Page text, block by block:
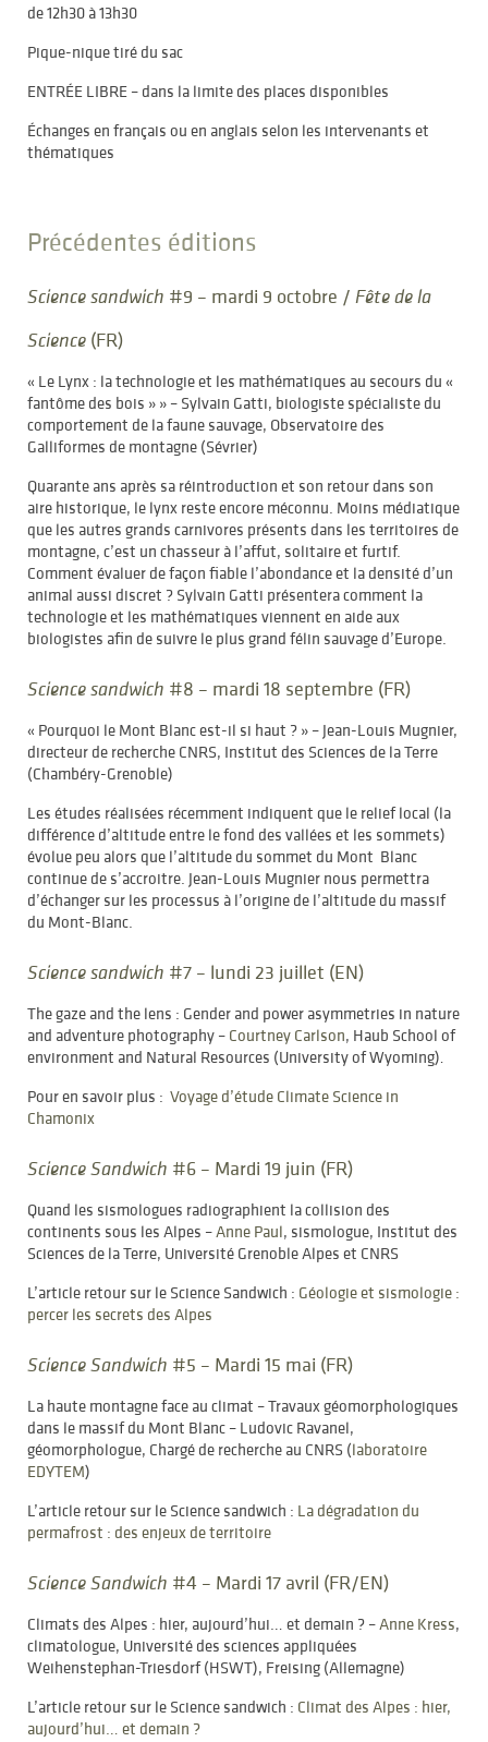
de 12h30 à 13h30
Pique-nique tiré du sac
ENTRÉE LIBRE – dans la limite des places disponibles
Échanges en français ou en anglais selon les intervenants et
thématiques
Précédentes éditions
Science sandwich #9 – mardi 9 octobre / Fête de la
Science (FR)
« Le Lynx : la technologie et les mathématiques au secours du «
fantôme des bois » » – Sylvain Gatti, biologiste spécialiste du
comportement de la faune sauvage, Observatoire des
Galliformes de montagne (Sévrier)
Quarante ans après sa réintroduction et son retour dans son
aire historique, le lynx reste encore méconnu. Moins médiatique
que les autres grands carnivores présents dans les territoires de
montagne, c’est un chasseur à l’affut, solitaire et furtif.
Comment évaluer de façon fiable l’abondance et la densité d’un
animal aussi discret ? Sylvain Gatti présentera comment la
technologie et les mathématiques viennent en aide aux
biologistes afin de suivre le plus grand félin sauvage d’Europe.
Science sandwich #8 – mardi 18 septembre (FR)
« Pourquoi le Mont Blanc est-il si haut ? » – Jean-Louis Mugnier,
directeur de recherche CNRS, Institut des Sciences de la Terre
(Chambéry-Grenoble)
Les études réalisées récemment indiquent que le relief local (la
différence d’altitude entre le fond des vallées et les sommets)
évolue peu alors que l’altitude du sommet du Mont Blanc
continue de s’accroitre. Jean-Louis Mugnier nous permettra
d’échanger sur les processus à l’origine de l’altitude du massif
du Mont-Blanc.
Science sandwich #7 – lundi 23 juillet (EN)
The gaze and the lens : Gender and power asymmetries in nature
and adventure photography – Courtney Carlson, Haub School of
environment and Natural Resources (University of Wyoming).
Pour en savoir plus : Voyage d’étude Climate Science in
Chamonix
Science Sandwich #6 – Mardi 19 juin (FR)
Quand les sismologues radiographient la collision des
continents sous les Alpes – Anne Paul, sismologue, Institut des
Sciences de la Terre, Université Grenoble Alpes et CNRS
L’article retour sur le Science Sandwich : Géologie et sismologie :
percer les secrets des Alpes
Science Sandwich #5 – Mardi 15 mai (FR)
La haute montagne face au climat – Travaux géomorphologiques
dans le massif du Mont Blanc – Ludovic Ravanel,
géomorphologue, Chargé de recherche au CNRS (laboratoire
EDYTEM)
L’article retour sur le Science sandwich : La dégradation du
permafrost : des enjeux de territoire
Science Sandwich #4 – Mardi 17 avril (FR/EN)
Climats des Alpes : hier, aujourd’hui… et demain ? – Anne Kress,
climatologue, Université des sciences appliquées
Weihenstephan-Triesdorf (HSWT), Freising (Allemagne)
L’article retour sur le Science sandwich : Climat des Alpes : hier,
aujourd’hui… et demain ?